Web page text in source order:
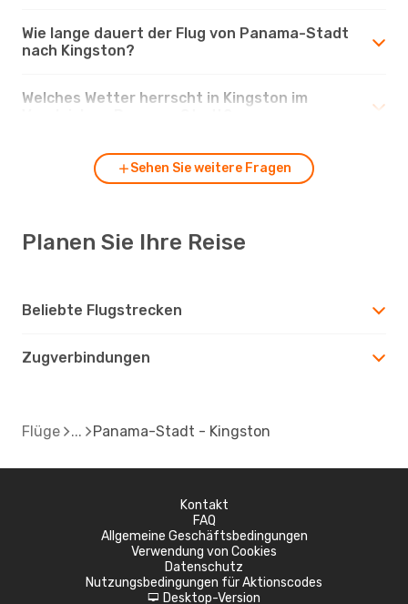
Wie lange dauert der Flug von Panama-Stadt
nach Kingston?
Welches Wetter herrscht in Kingston im
Sehen Sie weitere Fragen
Planen Sie Ihre Reise
Beliebte Flugstrecken
Zugverbindungen
Flüge Panama-Stadt - Kingston
Kontakt
FAQ
Allgemeine Geschäftsbedingungen
Verwendung von Cookies
Datenschutz
Nutzungsbedingungen für Aktionscodes
d Desktop-Version